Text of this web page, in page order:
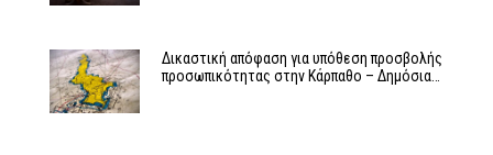
Δικαστική απόφαση για υπόθεση προσβολής
προσωπικότητας στην Κάρπαθο – Δημόσια…